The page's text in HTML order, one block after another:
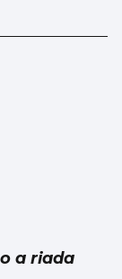
en solo
a riada